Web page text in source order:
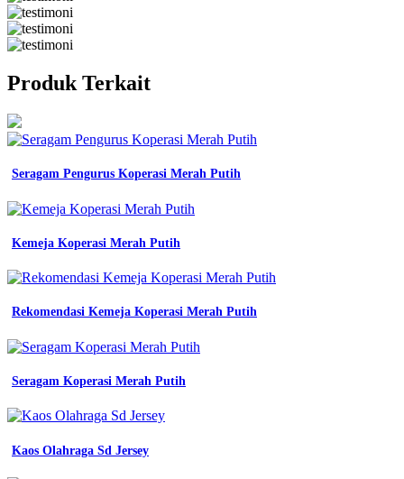
Produk Terkait
Seragam Pengurus Koperasi Merah Putih
Kemeja Koperasi Merah Putih
Rekomendasi Kemeja Koperasi Merah Putih
Seragam Koperasi Merah Putih
Kaos Olahraga Sd Jersey